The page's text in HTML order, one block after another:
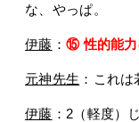
な、やっぱ。
伊藤 ： ⑮ 性的能力
元神先生 ：これ
伊藤 ：2（軽度）